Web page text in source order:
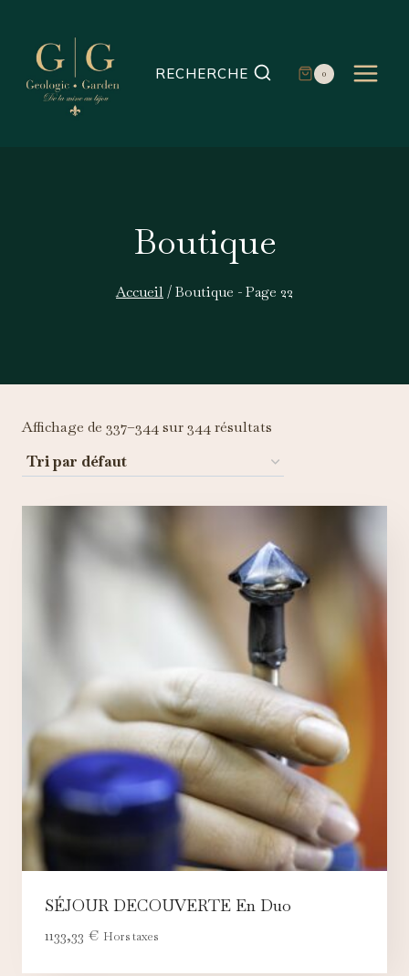
contenu
RECHERCHE 0
Boutique
Accueil / Boutique - Page 22
Affichage de 337–344 sur 344 résultats
SÉJOUR DECOUVERTE En Duo
1133,33 € Hors taxes